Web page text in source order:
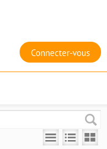
Connecter-vous